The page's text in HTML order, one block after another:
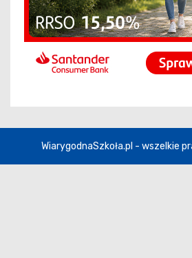
WiarygodnaSzkoła.pl - wszelkie